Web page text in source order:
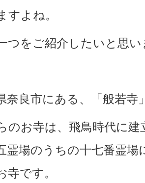
すよね。
つをご紹介したいと思い
奈良市にある、「般若寺
のお寺は、飛鳥時代に
霊場のうちの十七番霊
寺です。